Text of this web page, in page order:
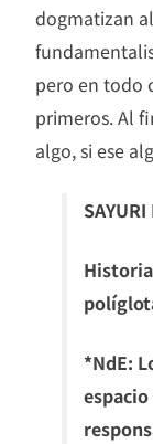
dogmatizan
pero en todo
primeros. Al
algo, si ese
SAYURI
*NdE: